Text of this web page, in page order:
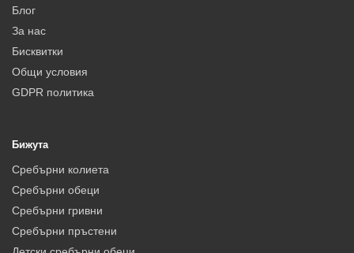
Блог
За нас
Бисквитки
Общи условия
GDPR политика
Бижута
Сребърни колиета
Сребърни обеци
Сребърни гривни
Сребърни пръстени